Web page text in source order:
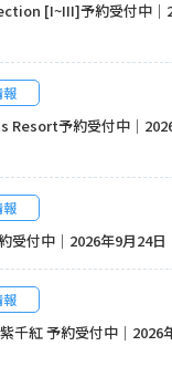
[I~III]予約受付中｜
報
予約受付中｜2026
報
受付中｜2026年9月24
報
千紅 予約受付中｜2026